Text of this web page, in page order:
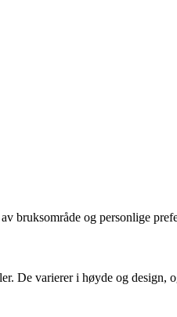
bruksområde og personlige
De varierer i høyde og